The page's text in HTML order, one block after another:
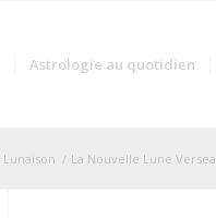
Astrologie au quotidien
Lunaison / La Nouvelle Lune